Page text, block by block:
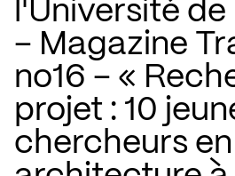
l'Université de
– Magazine
no16 – «
projet : 10
chercheurs en